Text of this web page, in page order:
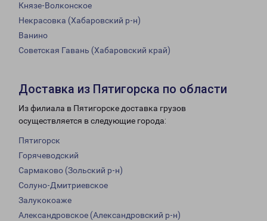
Князе-Волконское
Некрасовка (Хабаровский р-н)
Ванино
Советская Гавань (Хабаровский край)
Доставка из Пятигорска по области
Из филиала в Пятигорске доставка грузов
осуществляется в следующие города:
Пятигорск
Горячеводский
Сармаково (Зольский р-н)
Солуно-Дмитриевское
Залукокоаже
Александровское (Александровский р-н)